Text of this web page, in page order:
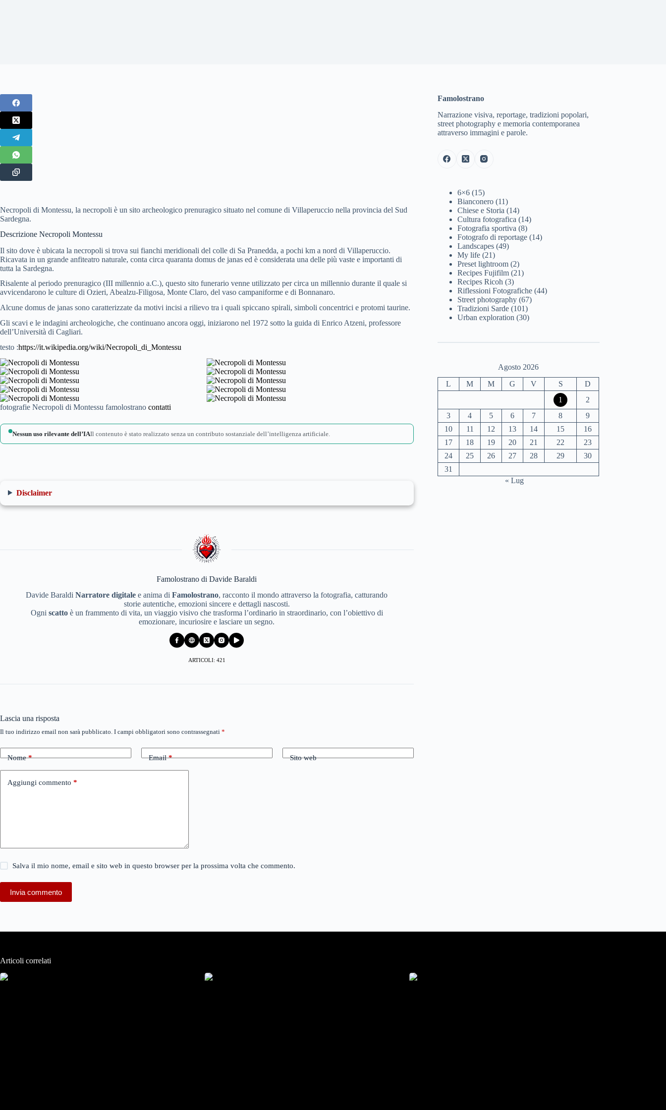
Necropoli di Montessu, la necropoli è un sito archeologico prenuragico situato nel comune di Villaperuccio nella provincia del Sud
Sardegna.
Descrizione Necropoli Montessu
Il sito dove è ubicata la necropoli si trova sui fianchi meridionali del colle di Sa Pranedda, a pochi km a nord di Villaperuccio.
Ricavata in un grande anfiteatro naturale, conta circa quaranta domus de janas ed è considerata una delle più vaste e importanti di
tutta la Sardegna.
Risalente al periodo prenuragico (III millennio a.C.), questo sito funerario venne utilizzato per circa un millennio durante il quale si
avvicendarono le culture di Ozieri, Abealzu-Filigosa, Monte Claro, del vaso campaniforme e di Bonnanaro.
Alcune domus de janas sono caratterizzate da motivi incisi a rilievo tra i quali spiccano spirali, simboli concentrici e protomi taurine.
Gli scavi e le indagini archeologiche, che continuano ancora oggi, iniziarono nel 1972 sotto la guida di Enrico Atzeni, professore
dell’Università di Cagliari.
testo :https://it.wikipedia.org/wiki/Necropoli_di_Montessu
fotografie Necropoli di Montessu famolostrano contatti
Nessun uso rilevante dell’IAIl contenuto è stato realizzato senza un contributo sostanziale dell’intelligenza artificiale.
Disclaimer
Famolostrano di Davide Baraldi
Davide BaraldiNarratore digitale e anima diFamolostrano, racconto il mondo attraverso la fotografia, catturando
storie autentiche, emozioni sincere e dettagli nascosti.
Ogni scattoè un frammento di vita, un viaggio visivo che trasforma l’ordinario in straordinario, con l’obiettivo di
emozionare, incuriosire e lasciare un segno.
ARTICOLI: 421
Lascia una risposta
Il tuo indirizzo email non sarà pubblicato. I campi obbligatori sono contrassegnati *
Nome* Email* Sito web
Aggiungi commento *
Salva il mio nome, email e sito web in questo browser per la prossima volta che commento.
Invia commento
Famolostrano
Narrazione visiva, reportage, tradizioni popolari,
street photography e memoria contemporanea
attraverso immagini e parole.
6×6 (15)
Bianconero (11)
Chiese e Storia (14)
Cultura fotografica (14)
Fotografia sportiva (8)
Fotografo di reportage (14)
Landscapes (49)
My life (21)
Preset lightroom (2)
Recipes Fujifilm (21)
Recipes Ricoh (3)
Riflessioni Fotografiche (44)
Street photography (67)
Tradizioni Sarde (101)
Urban exploration (30)
Agosto 2026
L M M G V S
D
1
2
3
4 5 6 7 8
9
10
11 12 13 14 15
16
17
18 19 20 21 22
23
24
25 26 27 28 29
30
31
« Lug
Articoli correlati